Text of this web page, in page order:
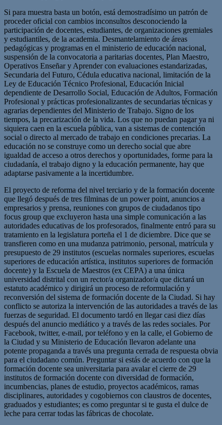
Si para muestra basta un botón, está demostradísimo un patrón de
proceder oficial con cambios inconsultos desconociendo la
participación de docentes, estudiantes, de organizaciones gremiales
y estudiantiles, de la academia. Desmantelamiento de áreas
pedagógicas y programas en el ministerio de educación nacional,
suspensión de la convocatoria a paritarias docentes, Plan Maestro,
Operativos Enseñar y Aprender con evaluaciones estandarizadas,
Secundaria del Futuro, Cédula educativa nacional, limitación de la
Ley de Educación Técnico Profesional, Educación Inicial
dependiente de Desarrollo Social, Educación de Adultos, Formación
Profesional y prácticas profesionalizantes de secundarias técnicas y
agrarias dependientes del Ministerio de Trabajo. Signo de los
tiempos, la precarización de la vida. Los que no puedan pagar ya ni
siquiera caen en la escuela pública, van a sistemas de contención
social o directo al mercado de trabajo en condiciones precarias. La
educación no se construye como un derecho social que abre
igualdad de acceso a otros derechos y oportunidades, forme para la
ciudadanía, el trabajo digno y la educación permanente, hay que
adaptarse pasivamente a la incertidumbre.
El proyecto de reforma del nivel terciario y de la formación docente
que llegó después de tres filminas de un power point, anuncios a
empresarios y prensa, reuniones con grupos de ciudadanos tipo
focus group que excluyeron hasta una simple comunicación a las
autoridades educativas de los profesorados, finalmente entró para su
tratamiento en la legislatura porteña el 1 de diciembre. Dice que se
transfieren como en una mudanza patrimonio, personal, matrícula y
presupuesto de 29 institutos (escuelas normales superiores, escuelas
superiores de educación artística, institutos superiores de formación
docente) y la Escuela de Maestros (ex CEPA) a una única
universidad distrital con un rector/a organizador/a que dictará un
estatuto académico y dirigirá un proceso de reformulación y
reconversión del sistema de formación docente de la Ciudad. Si hay
conflicto se autoriza la intervención de las autoridades a través de las
fuerzas de seguridad. El documento tardó en llegar casi diez días
después del anuncio mediático y a través de las redes sociales. Por
Facebook, twitter, e-mail, por teléfono y en la calle, el Gobierno de
la Ciudad y su Ministerio de Educación llevaron adelante una
potente propaganda a través una pregunta cerrada de respuesta obvia
para el ciudadano común. Preguntar si estás de acuerdo con que la
formación docente sea universitaria para avalar el cierre de 29
institutos de formación docente con diversidad de formación,
incumbencias, planes de estudio, proyectos académicos, ramas
disciplinares, autoridades y cogobiernos con claustros de docentes,
graduados y estudiantes; es como preguntar si te gusta el dulce de
leche para cerrar todas las fábricas de chocolate.